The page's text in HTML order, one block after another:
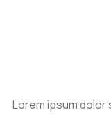
Lorem ipsum